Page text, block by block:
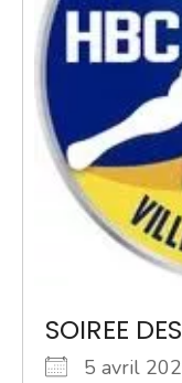
SOIREE
5 avril